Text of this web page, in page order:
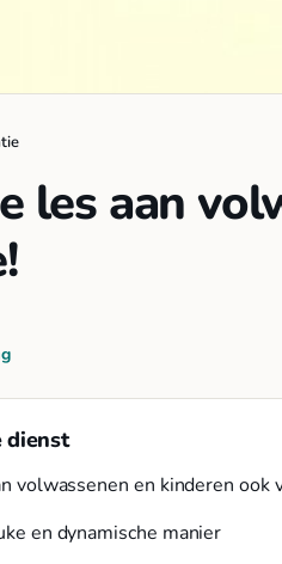
les aan
dienst
volwassenen en kinderen ook
en dynamische manier